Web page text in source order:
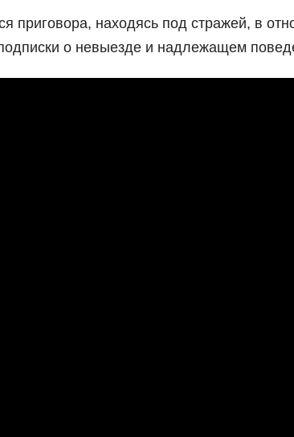
приговора, находясь под стражей, в
о невыезде и надлежащем